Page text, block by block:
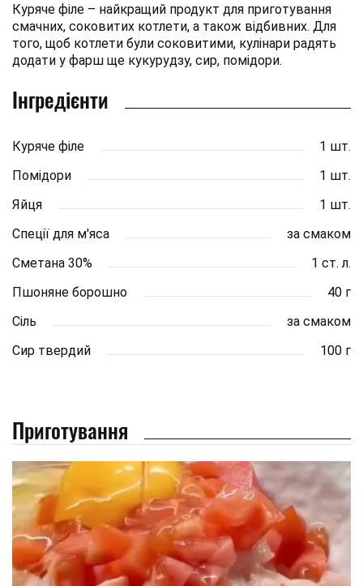
Куряче філе – найкращий продукт для приготування
смачних, соковитих котлети, а також відбивних. Для
того, щоб котлети були соковитими, кулінари радять
додати у фарш ще кукурудзу, сир, помідори.
Інгредієнти
Куряче філе
1 шт.
Помідори
1 шт.
Яйця
1 шт.
Спеції для м'яса
за смаком
Сметана 30%
1 ст. л.
Пшоняне борошно
40 г
Сіль
за смаком
Сир твердий
100 г
Приготування